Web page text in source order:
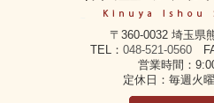
〒360-0032 埼玉県
TEL： 048-521-0560
営業時間：
定休日：毎週火